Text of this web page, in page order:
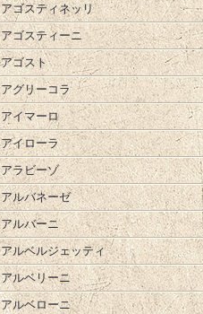
アゴスティネッリ
アゴスティーニ
アゴスト
アグリーコラ
アイマーロ
アイローラ
アラビーゾ
アルバネーゼ
アルバーニ
アルベルジェッティ
アルベリーニ
アルベローニ